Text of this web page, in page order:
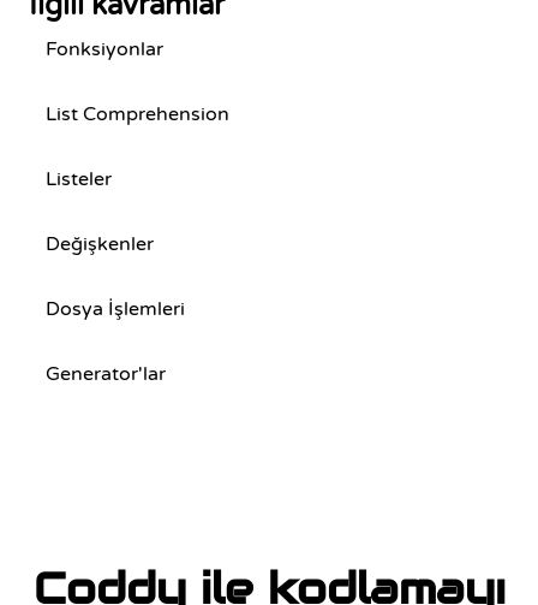
Fonksiyonlar
List Comprehension
Listeler
Değişkenler
Dosya İşlemleri
Generator'lar
Coddy ile kodlamayı